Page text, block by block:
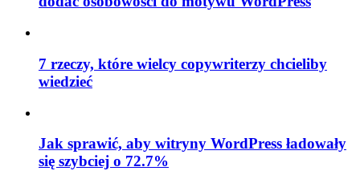
7 rzeczy, które wielcy copywriterzy chcieliby
wiedzieć
Jak sprawić, aby witryny WordPress ładowały
się szybciej o 72.7%